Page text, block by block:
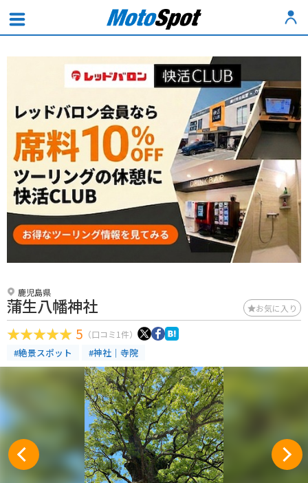
鹿児島県
蒲生八幡神社 お気に入り
5 （口コミ1件）
#絶景スポット #神社｜寺院